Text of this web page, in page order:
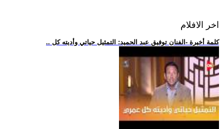
اخر الافلام
.. كلمة أخيرة -الفنان توفيق عبد الحميد: التمثيل حياتي وأديته كل